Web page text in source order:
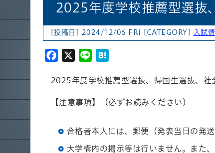
2025年度学校推薦型選抜
[投稿日] 2024/12/06 FRI [CATEGORY] 入試
Facebook
X Line
2025年度学校推薦型選抜、帰国生選抜、社
【注意事項】（必ずお読みください）
合格者本人には、郵便（発表当日の発送
大学構内の掲示等は行いません。また